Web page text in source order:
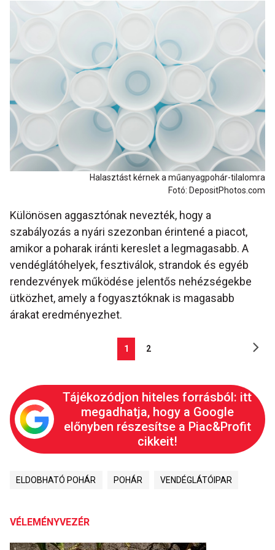
Halasztást kérnek a műanyagpohár-tilalomra
Fotó: DepositPhotos.com
Különösen aggasztónak nevezték, hogy a
szabályozás a nyári szezonban érintené a piacot,
amikor a poharak iránti kereslet a legmagasabb. A
vendéglátóhelyek, fesztiválok, strandok és egyéb
rendezvények működése jelentős nehézségekbe
ütközhet, amely a fogyasztóknak is magasabb
árakat eredményezhet.
1 2
Tájékozódjon hiteles forrásból: itt
megadhatja, hogy a Google
előnyben részesítse a Piac&Profit
cikkeit!
ELDOBHATÓ POHÁR POHÁR VENDÉGLÁTÓIPAR
VÉLEMÉNYVEZÉR